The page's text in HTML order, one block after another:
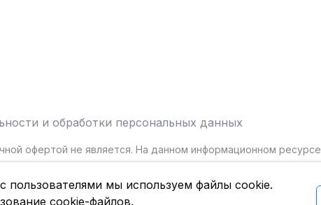
и обработки персональных данных
офертой не является. На данном информационном ресурсе
пользователями мы используем файлы cookie.
cookie-файлов.